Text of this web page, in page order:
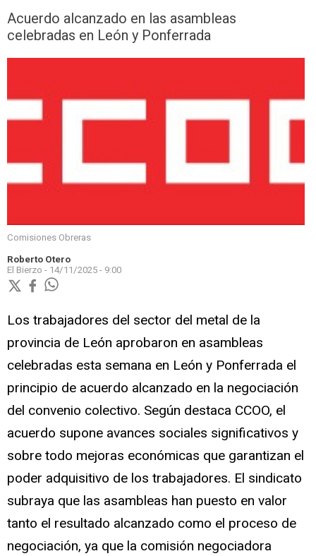
Acuerdo alcanzado en las asambleas
celebradas en León y Ponferrada
Comisiones Obreras
Roberto Otero
El Bierzo - 14/11/2025 - 9:00
Los trabajadores del sector del metal de la
provincia de León aprobaron en asambleas
celebradas esta semana en León y Ponferrada el
principio de acuerdo alcanzado en la negociación
del convenio colectivo. Según destaca CCOO, el
acuerdo supone avances sociales significativos y
sobre todo mejoras económicas que garantizan el
poder adquisitivo de los trabajadores. El sindicato
subraya que las asambleas han puesto en valor
tanto el resultado alcanzado como el proceso de
negociación, ya que la comisión negociadora